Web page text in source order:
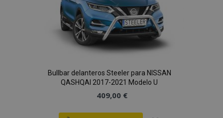
Deseos
Bullbar delanteros Steeler para NISSAN
QASHQAI 2017-2021 Modelo U
409,00 €